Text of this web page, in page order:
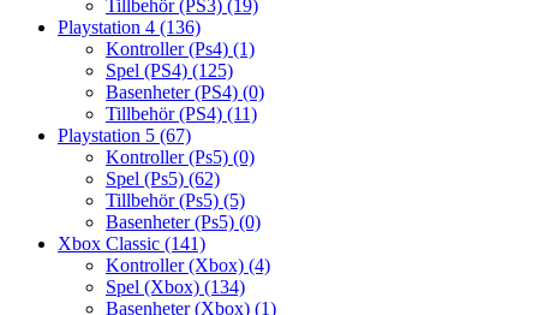
Tillbehör (PS3) (19)
Playstation 4 (136)
Kontroller (Ps4) (1)
Spel (PS4) (125)
Basenheter (PS4) (0)
Tillbehör (PS4) (11)
Playstation 5 (67)
Kontroller (Ps5) (0)
Spel (Ps5) (62)
Tillbehör (Ps5) (5)
Basenheter (Ps5) (0)
Xbox Classic (141)
Kontroller (Xbox) (4)
Spel (Xbox) (134)
Basenheter (Xbox) (1)